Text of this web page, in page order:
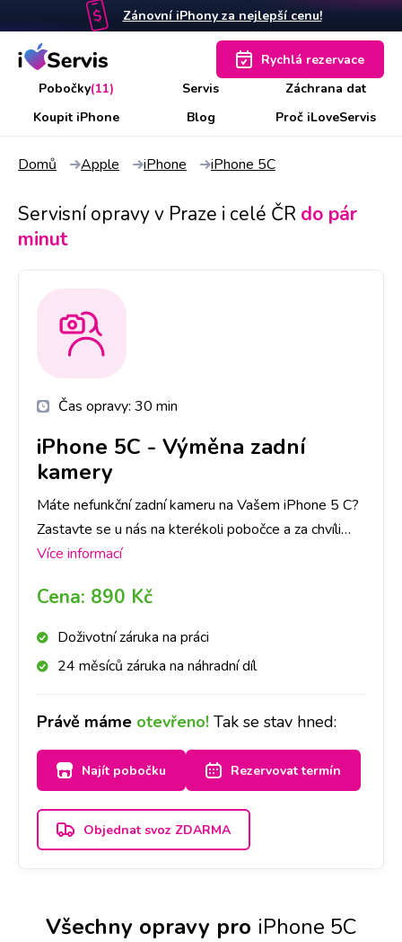
Zánovní iPhony za nejlepší cenu!
Pobočky(11) Servis
Záchrana dat
Koupit iPhone
Blog Proč iLoveServis
Rychlá rezervace
Domů Apple iPhone iPhone 5C
Servisní opravy v Praze i celé ČR do pár
minut
Čas opravy: 30 min
iPhone 5C - Výměna zadní
kamery
Máte nefunkční zadní kameru na Vašem iPhone 5 C?
Zastavte se u nás na kterékoli pobočce a za chvíli
bude kamera jako nová. Doporučujeme udělat si
hodiny.
Více informací
Cena: 890 Kč
Doživotní záruka na práci
24 měsíců záruka na náhradní díl
Právě máme otevřeno! Tak se stav hned:
Najít pobočku Rezervovat termín
Objednat svoz ZDARMA
Všechny opravy pro iPhone 5C